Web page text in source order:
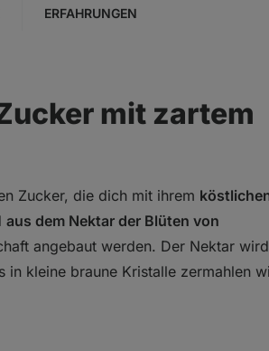
ERFAHRUNGEN
mit zartem
Zucker, die dich mit ihrem
aus dem Nektar der Blüten von
angebaut werden. Der Nektar wird
kleine braune Kristalle zermahlen